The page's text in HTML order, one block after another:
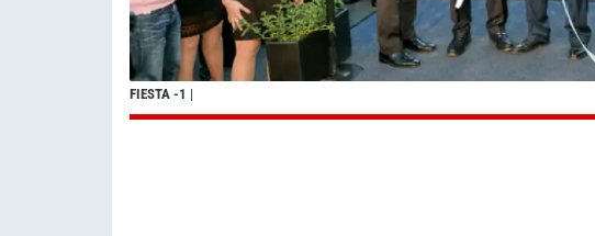
FIESTA -1 |